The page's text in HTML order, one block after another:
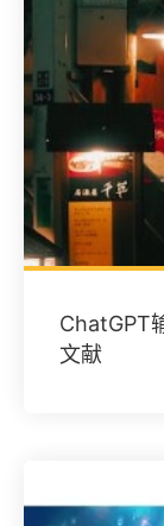
ChatGPT
文献